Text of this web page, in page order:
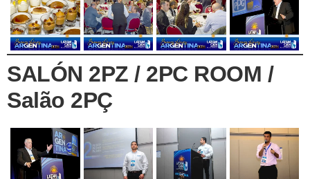
SALÓN 2PZ / 2PC ROOM /
Salão 2PÇ